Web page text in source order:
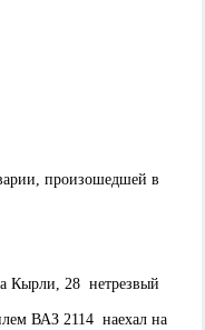
произошедшей в
Кырли, 28 нетрезвый
ВАЗ 2114 наехал на